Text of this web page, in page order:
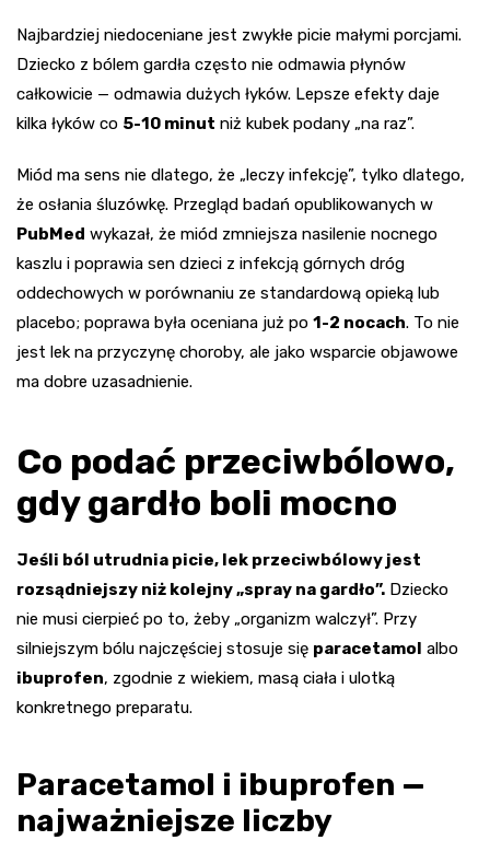
Najbardziej niedoceniane jest zwykłe picie małymi porcjami.
Dziecko z bólem gardła często nie odmawia płynów
całkowicie — odmawia dużych łyków. Lepsze efekty daje
kilka łyków co 5-10 minut niż kubek podany „na raz”.
Miód ma sens nie dlatego, że „leczy infekcję”, tylko dlatego,
że osłania śluzówkę. Przegląd badań opublikowanych w
PubMed wykazał, że miód zmniejsza nasilenie nocnego
kaszlu i poprawia sen dzieci z infekcją górnych dróg
oddechowych w porównaniu ze standardową opieką lub
placebo; poprawa była oceniana już po 1-2 nocach. To nie
jest lek na przyczynę choroby, ale jako wsparcie objawowe
ma dobre uzasadnienie.
Co podać przeciwbólowo,
gdy gardło boli mocno
Jeśli ból utrudnia picie, lek przeciwbólowy jest
rozsądniejszy niż kolejny „spray na gardło”. Dziecko
nie musi cierpieć po to, żeby „organizm walczył”. Przy
silniejszym bólu najczęściej stosuje się paracetamol albo
ibuprofen, zgodnie z wiekiem, masą ciała i ulotką
konkretnego preparatu.
Paracetamol i ibuprofen —
najważniejsze liczby